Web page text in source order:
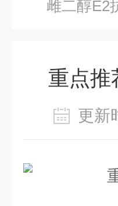
雌二醇E2
重点推
更